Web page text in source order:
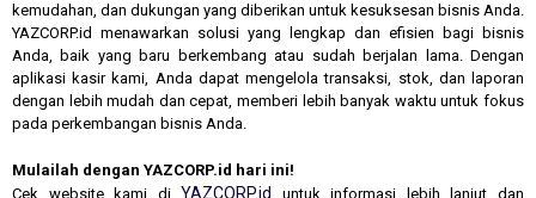
kemudahan, dan dukungan yang diberikan untuk kesuksesan bisnis Anda.
YAZCORP.id menawarkan solusi yang lengkap dan efisien bagi bisnis
Anda, baik yang baru berkembang atau sudah berjalan lama. Dengan
aplikasi kasir kami, Anda dapat mengelola transaksi, stok, dan laporan
dengan lebih mudah dan cepat, memberi lebih banyak waktu untuk fokus
pada perkembangan bisnis Anda.
Mulailah dengan YAZCORP.id hari ini!
Cek website kami di YAZCORP.id
untuk informasi lebih lanjut dan